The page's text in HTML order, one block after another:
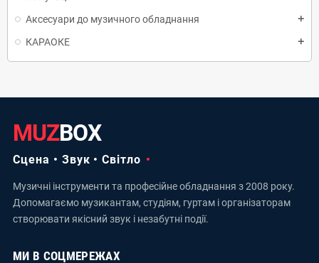
Аксесуари до музичного обладнання add
КАРАОКЕ add
MUZBOX
Сцена • Звук • Світло
Музичні інструменти та професійне обладнання з 2008 року.
Допомагаємо музикантам, студіям, гуртам і організаторам
створювати якісний звук і незабутні події.
МИ В СОЦМЕРЕЖАХ